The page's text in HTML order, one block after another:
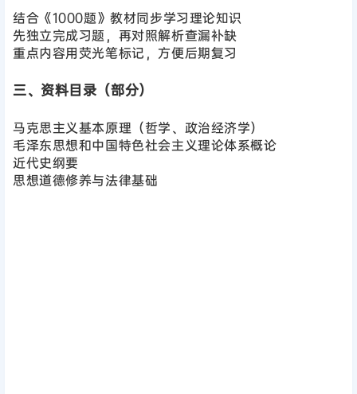
结合《1000题》教材同步学习理论知识
先独立完成习题，再对照解析查漏补缺
重点内容用荧光笔标记，方便后期复习
三、资料目录（部分）
马克思主义基本原理（哲学、政治经济学）
毛泽东思想和中国特色社会主义理论体系概论
近代史纲要
思想道德修养与法律基础